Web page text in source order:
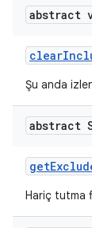
abstract
clear
Şu anda
abstract
get
Hariç tutma